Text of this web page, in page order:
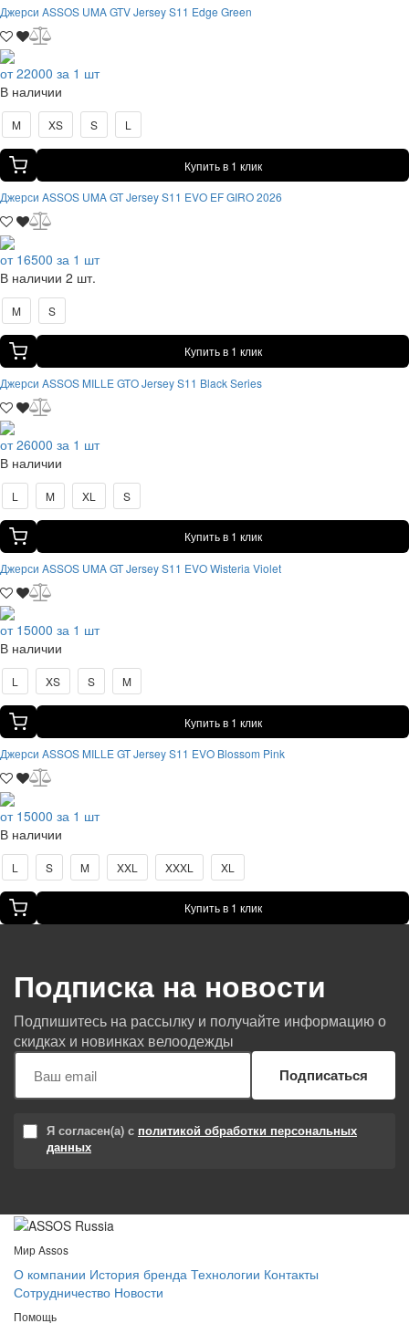
Джерси ASSOS UMA GTV Jersey S11 Edge Green
от 22000 за 1 шт
В наличии
M XS S L
Купить в 1 клик
Джерси ASSOS UMA GT Jersey S11 EVO EF GIRO 2026
от 16500 за 1 шт
В наличии 2 шт.
M S
Купить в 1 клик
Джерси ASSOS MILLE GTO Jersey S11 Black Series
от 26000 за 1 шт
В наличии
L M XL S
Купить в 1 клик
Джерси ASSOS UMA GT Jersey S11 EVO Wisteria Violet
от 15000 за 1 шт
В наличии
L XS S M
Купить в 1 клик
Джерси ASSOS MILLE GT Jersey S11 EVO Blossom Pink
от 15000 за 1 шт
В наличии
L S M XXL XXXL XL
Купить в 1 клик
Подписка на новости
Подпишитесь на рассылку и получайте информацию о
скидках и новинках велоодежды
Подписаться
Я согласен(а) с политикой обработки персональных
данных
Мир Assos
О компании История бренда Технологии Контакты
Сотрудничество Новости
Помощь